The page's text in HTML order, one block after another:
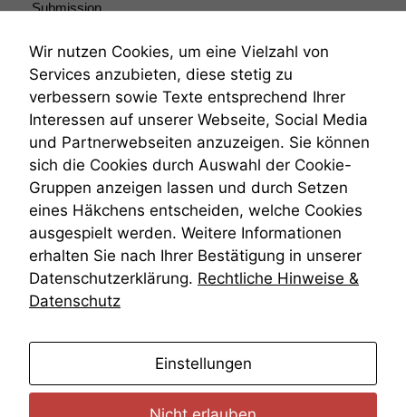
Submission
Teilungsklage
Venezuela
VRK
Wiederherstellungsanordnung
Zivilprozessordnung
ZPO
Zustellfiktion
Zuständigkeit
Öffentliches Personalrecht
Öffentlichkeitsprinzip
Wir nutzen Cookies, um eine Vielzahl von
Services anzubieten, diese stetig zu
verbessern sowie Texte entsprechend Ihrer
Interessen auf unserer Webseite, Social Media
und Partnerwebseiten anzuzeigen. Sie können
sich die Cookies durch Auswahl der Cookie-
Gruppen anzeigen lassen und durch Setzen
eines Häkchens entscheiden, welche Cookies
ausgespielt werden. Weitere Informationen
erhalten Sie nach Ihrer Bestätigung in unserer
Datenschutzerklärung. Rechtliche Hinweise &
Datenschutz
Einstellungen